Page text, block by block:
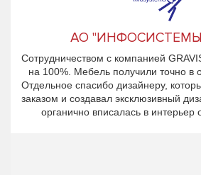
АО
Сотрудничеством с компанией
на 100%. Мебель получили точно в
Отдельное спасибо дизайнеру,
заказом и создавал эксклюзивный
органично вписалась в